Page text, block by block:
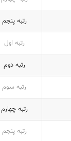
رتبه پنجم
رتبه اول
رتبه دوم
رتبه سوم
رتبه چهارم
رتبه پنجم